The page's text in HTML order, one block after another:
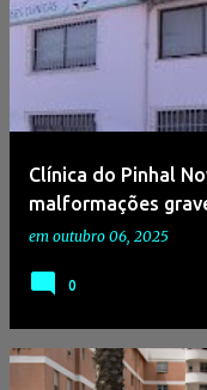
Clínica do Pinhal
malformações
em outubro 06, 2025
0